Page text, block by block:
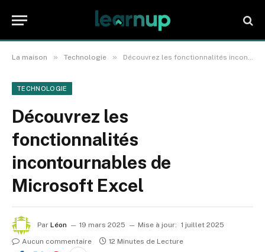
La maison » Technologie » Découvrez les fonctionnalités incontournables de Microsoft Excel
TECHNOLOGIE
Découvrez les
fonctionnalités
incontournables de
Microsoft Excel
Par Léon 19 mars 2025 Mise à jour: 1 juillet 2025
Aucun commentaire
12 Minutes de Lecture